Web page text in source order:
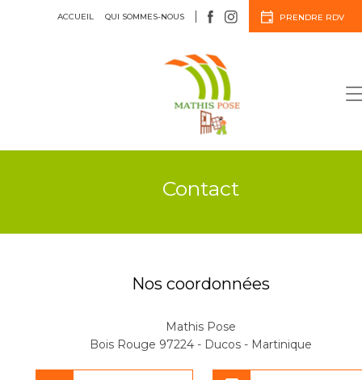
ACCUEIL QUI SOMMES-NOUS PRENDRE RDV
Menuiserie
Agencement
Contact
Nos coordonnées
Mathis Pose
Bois Rouge 97224 - Ducos - Martinique